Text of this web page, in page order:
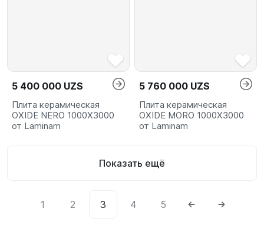
5 400 000 UZS
Плита керамическая
OXIDE NERO 1000X3000
от Laminam
5 760 000 UZS
Плита керамическая
OXIDE MORO 1000X3000
от Laminam
Показать ещё
1 2 3 4 5